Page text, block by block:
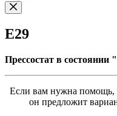
E29
Прессостат в
Если вам нужна помощь,
он предложит